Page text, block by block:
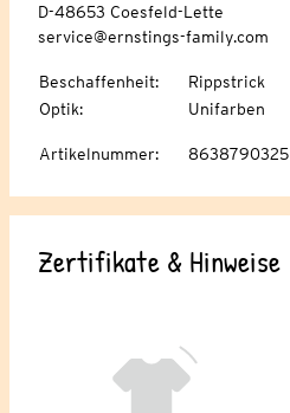
D-48653 Coesfeld-Lette
service@ernstings-family.com
Beschaffenheit:
Rippstrick
Optik: Unifarben
Artikelnummer: 8638790325
Zertifikate & Hinweise